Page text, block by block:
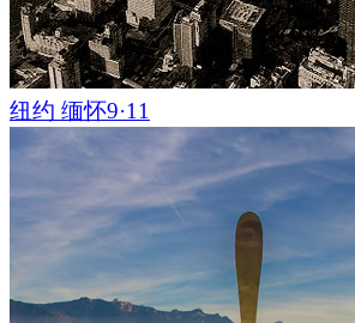
纽约 缅怀9·11